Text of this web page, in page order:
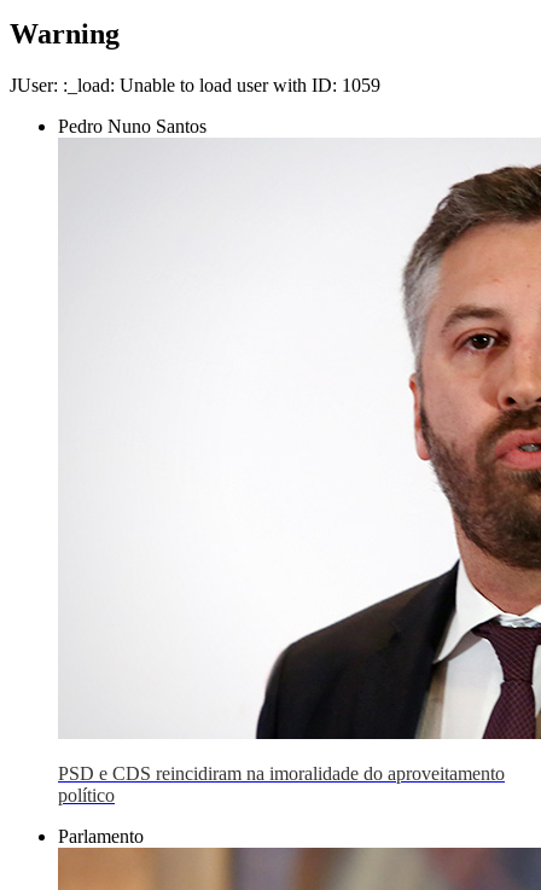
Warning
JUser: :_load: Unable to load user with ID: 1059
Pedro Nuno Santos
PSD e CDS reincidiram na imoralidade do aproveitamento
político
Parlamento